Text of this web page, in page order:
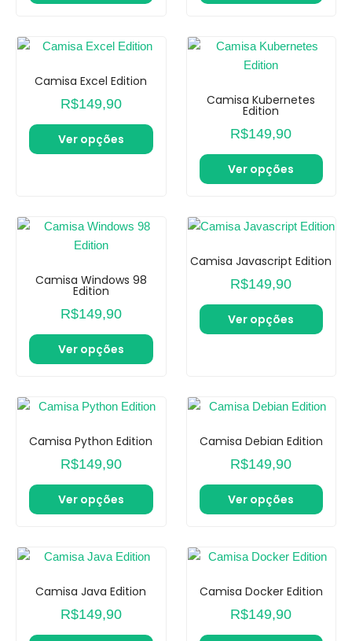
Camisa Excel Edition
R$149,90
Ver opções
Camisa Kubernetes
Edition
R$149,90
Ver opções
Camisa Windows 98
Edition
R$149,90
Ver opções
Camisa Javascript Edition
R$149,90
Ver opções
Camisa Python Edition
R$149,90
Ver opções
Camisa Debian Edition
R$149,90
Ver opções
Camisa Java Edition
R$149,90
Camisa Docker Edition
R$149,90